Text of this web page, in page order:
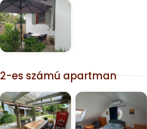
2-es számú apartman